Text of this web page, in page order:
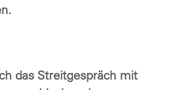
das Streitgespräch mit